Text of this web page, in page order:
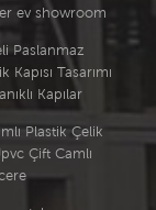
ev showroom
Paslanmaz
Tasarımı
Kapılar
Plastik Çelik
Çift Camlı